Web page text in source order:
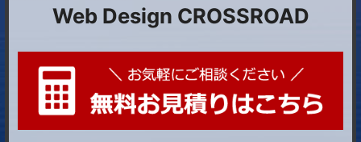
Web Design CROSSROAD